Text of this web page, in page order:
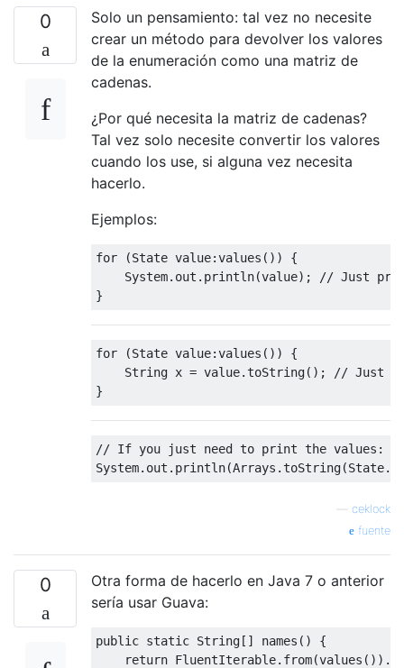
0
Solo un pensamiento: tal vez no necesite
crear un método para devolver los valores
de la enumeración como una matriz de
cadenas.
¿Por qué necesita la matriz de cadenas?
Tal vez solo necesite convertir los valores
cuando los use, si alguna vez necesita
hacerlo.
Ejemplos:
for (State value:values ())
{
System. out . println(value);
// Just
}
for (State value:values ())
{
String x = value.toString();
// Just
}
// If you just need to print the values:
System. out . println(Arrays .toString(State.
ceklock
fuente
0
Otra forma de hacerlo en Java 7 o anterior
sería usar Guava:
public static String[] names ()
{
return FluentIterable. from(values ()).